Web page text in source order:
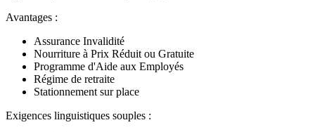
Avantages :
Assurance Invalidité
Nourriture à Prix Réduit ou Gratuite
Programme d'Aide aux Employés
Régime de retraite
Stationnement sur place
Exigences linguistiques souples :